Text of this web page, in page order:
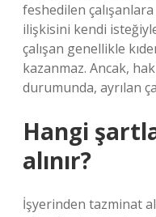
feshedilen
ilişkisini kendi
çalışan genellikle
kazanmaz. Ancak,
durumunda, ayrılan
Hangi
alınır?
İşyerinden tazminat